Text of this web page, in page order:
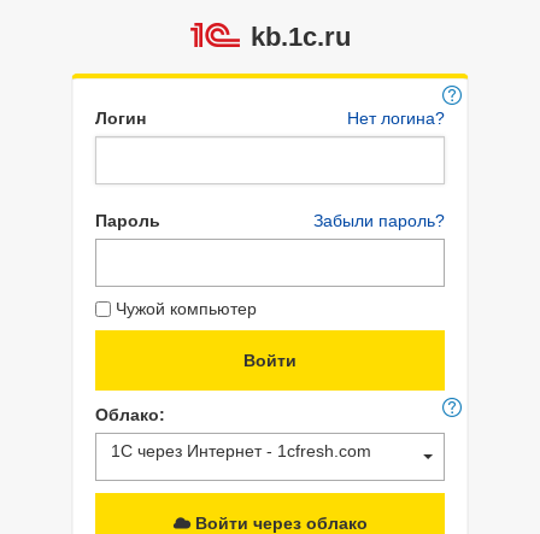
kb.1c.ru
Логин Нет логина?
Пароль Забыли пароль?
Чужой компьютер
Облако:
1С через Интернет - 1cfresh.com
Войти через облако